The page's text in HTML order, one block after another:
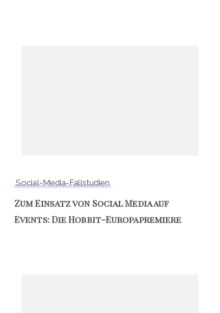
Social-Media-Fallstudien
Zum Einsatz von Social Media auf
Events: Die Hobbit-Europapremiere